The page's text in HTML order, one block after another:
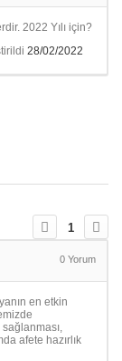
2022 Yılı için?
28/02/2022
1
0 Yorum
en etkin
sağlanması,
afete hazırlık